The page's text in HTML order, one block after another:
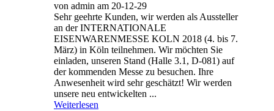
von admin am 20-12-29
Sehr geehrte Kunden, wir werden als Aussteller
an der INTERNATIONALE
EISENWARENMESSE KOLN 2018 (4. bis 7.
März) in Köln teilnehmen. Wir möchten Sie
einladen, unseren Stand (Halle 3.1, D-081) auf
der kommenden Messe zu besuchen. Ihre
Anwesenheit wird sehr geschätzt! Wir werden
unsere neu entwickelten ...
Weiterlesen